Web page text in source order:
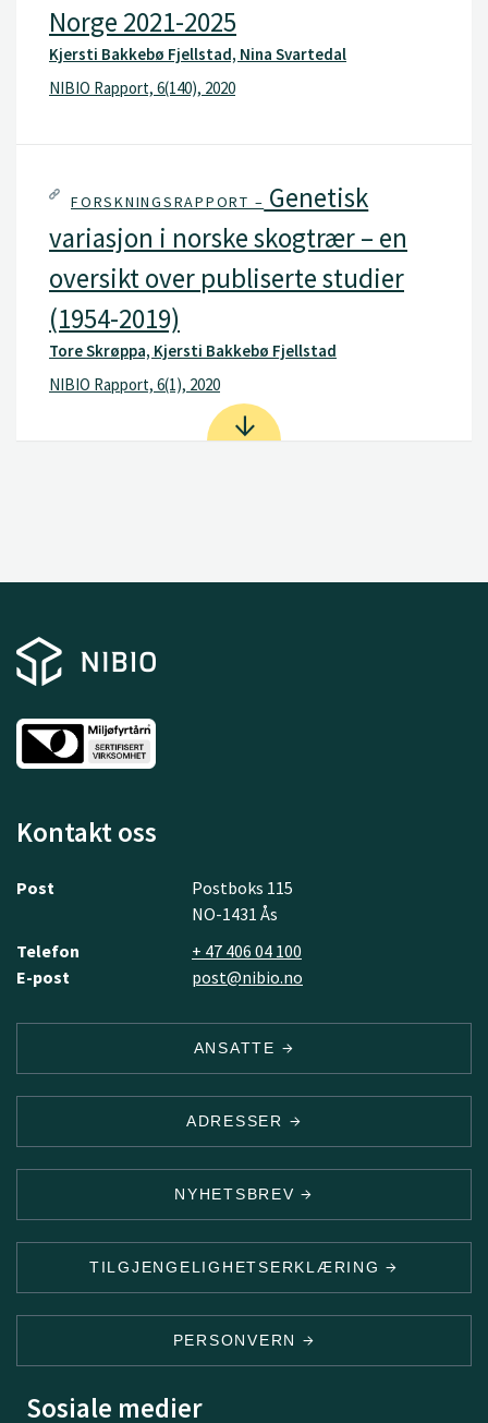
Norge 2021-2025
Kjersti Bakkebø Fjellstad, Nina Svartedal
NIBIO Rapport, 6(140), 2020
FORSKNINGSRAPPORT – Genetisk
variasjon i norske skogtrær – en
oversikt over publiserte studier
(1954-2019)
Tore Skrøppa, Kjersti Bakkebø Fjellstad
NIBIO Rapport, 6(1), 2020
Kontakt oss
Post
Postboks 115
NO-1431 Ås
Telefon
+ 47 406 04 100
E-post
post@nibio.no
ANSATTE
ADRESSER
NYHETSBREV
TILGJENGELIGHETSERKLÆRING
PERSONVERN
Sosiale medier